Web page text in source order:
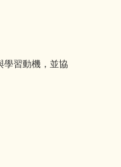
學習動機，並協